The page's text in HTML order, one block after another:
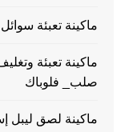
ماكينة تعبئة
ماكينة تعبئة
صلب_ فلوباك
ماكينة لصق ليبل